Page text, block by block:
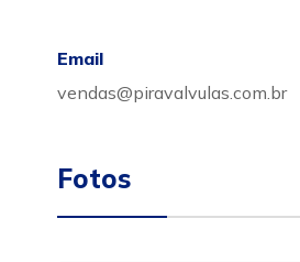
Email
vendas@piravalvulas.com.br
Fotos